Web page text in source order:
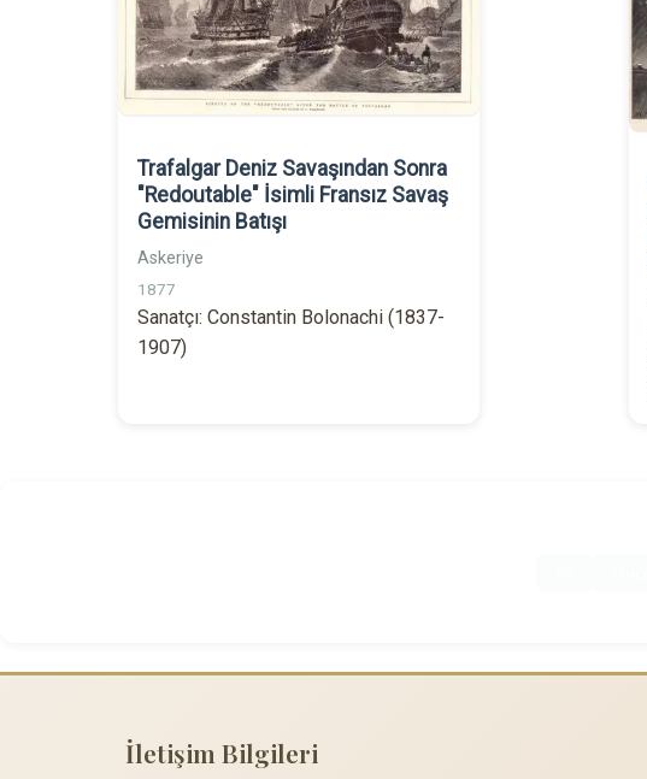
Trafalgar Deniz Savaşından Sonra
"Redoutable" İsimli Fransız Savaş
Gemisinin Batışı
Askeriye
1877
Sanatçı: Constantin Bolonachi (1837-
1907)
İletişim Bilgileri